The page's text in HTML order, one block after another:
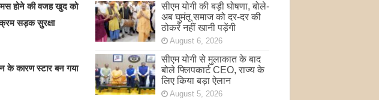
होने की वजह खुद को
सड़क सुरक्षा
के कारण स्टार बन गया
सीएम योगी की बड़ी घोषणा, बोले-
अब घुमंतू समाज को दर-दर की
ठोकरें नहीं खानी पड़ेंगी
August 6, 2026
सीएम योगी से मुलाकात के बाद
बोले फ्लिपकार्ट CEO, राज्य के
लिए किया बड़ा ऐलान
August 5, 2026